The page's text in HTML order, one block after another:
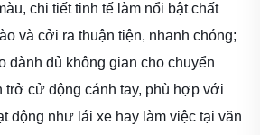
chi tiết tinh tế làm nổi bật chất
và cởi ra thuận tiện, nhanh chóng;
dành đủ không gian cho chuyển
trở cử động cánh tay, phù hợp với
động như lái xe hay làm việc tại văn